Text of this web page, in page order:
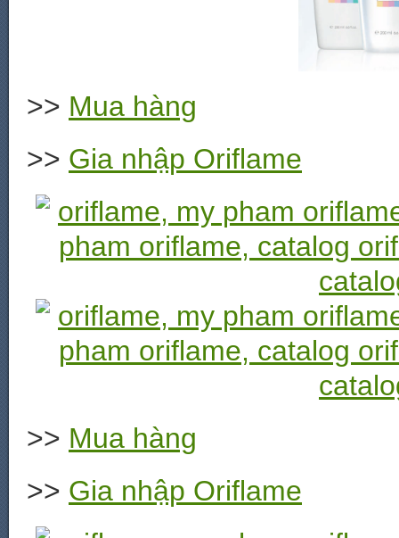
>> Mua hàng
>> Gia nhập Oriflame
>> Mua hàng
>> Gia nhập Oriflame